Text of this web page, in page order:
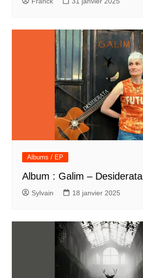
Albums / EP
Album : Galim – Desiderata
Sylvain 18 janvier 2025